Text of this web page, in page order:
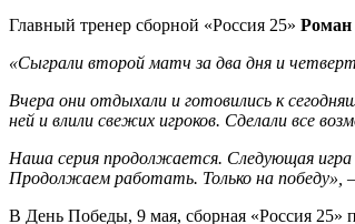
Главный тренер сборной «Россия 25» Роман
«Сыграли второй матч за два дня и
Вчера они отдыхали и готовились к
ней и влили свежих игроков. Сделали все
Наша серия продолжается. Следующая
Продолжаем работать. Только на победу»,
В День Победы, 9 мая, сборная «Россия 25»